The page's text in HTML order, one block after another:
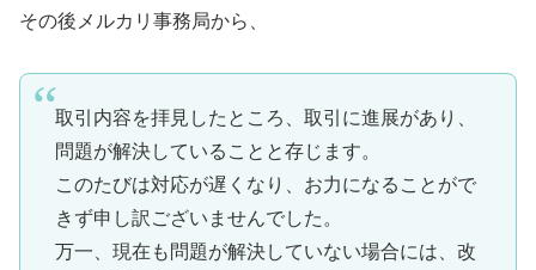
その後メルカリ事務局から、
取引内容を拝見したところ、取引に進展があり、
問題が解決していることと存じます。
このたびは対応が遅くなり、お力になることがで
きず申し訳ございませんでした。
万一、現在も問題が解決していない場合には、改